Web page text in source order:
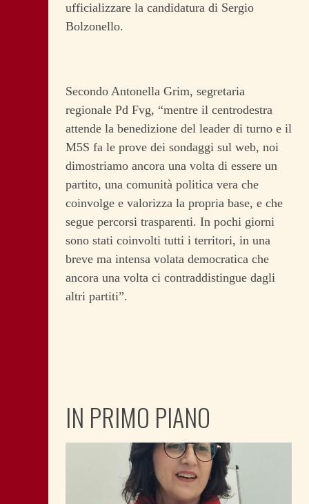
ufficializzare la candidatura di Sergio
Bolzonello.
Secondo Antonella Grim, segretaria
regionale Pd Fvg, “mentre il centrodestra
attende la benedizione del leader di turno e il
M5S fa le prove dei sondaggi sul web, noi
dimostriamo ancora una volta di essere un
partito, una comunità politica vera che
coinvolge e valorizza la propria base, e che
segue percorsi trasparenti. In pochi giorni
sono stati coinvolti tutti i territori, in una
breve ma intensa volata democratica che
ancora una volta ci contraddistingue dagli
altri partiti”.
IN PRIMO PIANO